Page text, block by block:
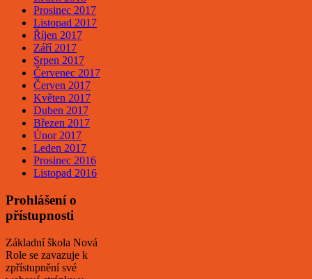
Prosinec 2017
Listopad 2017
Říjen 2017
Září 2017
Srpen 2017
Červenec 2017
Červen 2017
Květen 2017
Duben 2017
Březen 2017
Únor 2017
Leden 2017
Prosinec 2016
Listopad 2016
Prohlášení o
přístupnosti
Základní škola Nová
Role se zavazuje k
zpřístupnění své